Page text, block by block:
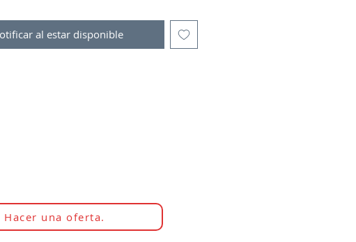
al estar disponible
Hacer una oferta.